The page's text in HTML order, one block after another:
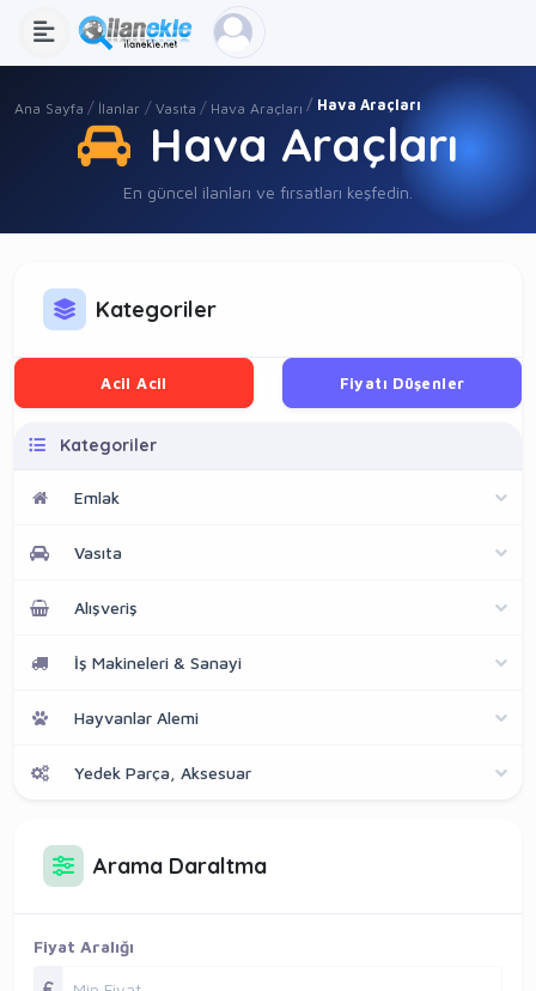
Ana Sayfa İlanlar Vasıta Hava Araçları Hava Araçları
Hava Araçları
En güncel ilanları ve fırsatları keşfedin.
Kategoriler
Acil Acil Fiyatı Düşenler
Kategoriler
Emlak
Vasıta
Alışveriş
İş Makineleri & Sanayi
Hayvanlar Alemi
Yedek Parça, Aksesuar
Arama Daraltma
Fiyat Aralığı